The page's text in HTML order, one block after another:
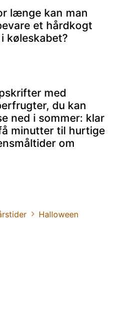
længe kan man
et hårdkogt
køleskabet?
med
du kan
ned i sommer: klar
minutter til hurtige
om
Halloween